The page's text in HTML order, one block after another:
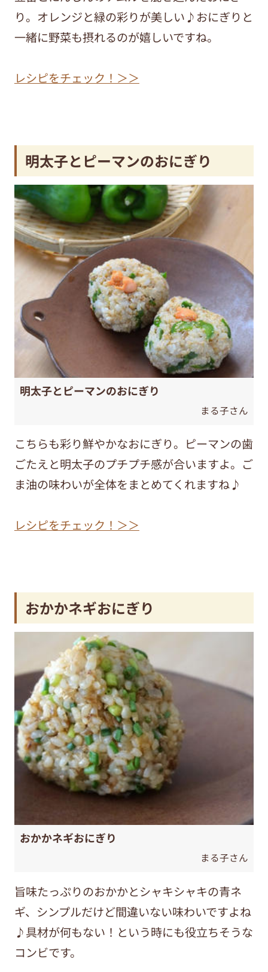
り。オレンジと緑の彩りが美しい♪おにぎりと
一緒に野菜も摂れるのが嬉しいですね。
レシピをチェック！＞＞
明太子とピーマンのおにぎり
明太子とピーマンのおにぎり
まる子さん
こちらも彩り鮮やかなおにぎり。ピーマンの歯
ごたえと明太子のプチプチ感が合いますよ。ご
ま油の味わいが全体をまとめてくれますね♪
レシピをチェック！＞＞
おかかネギおにぎり
おかかネギおにぎり
まる子さん
旨味たっぷりのおかかとシャキシャキの青ネ
ギ、シンプルだけど間違いない味わいですよね
♪具材が何もない！という時にも役立ちそうな
コンビです。